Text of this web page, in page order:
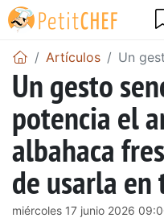
Artículos Un
Un gesto
potencia el
albahaca
de usarla en
miércoles 17 junio 2026